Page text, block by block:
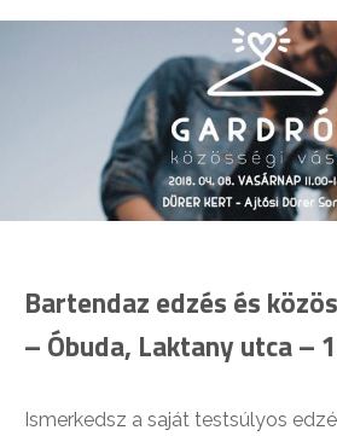
Bartendaz edzés és
– Óbuda, Laktany utca –
Ismerkedsz a saját testsúlyos